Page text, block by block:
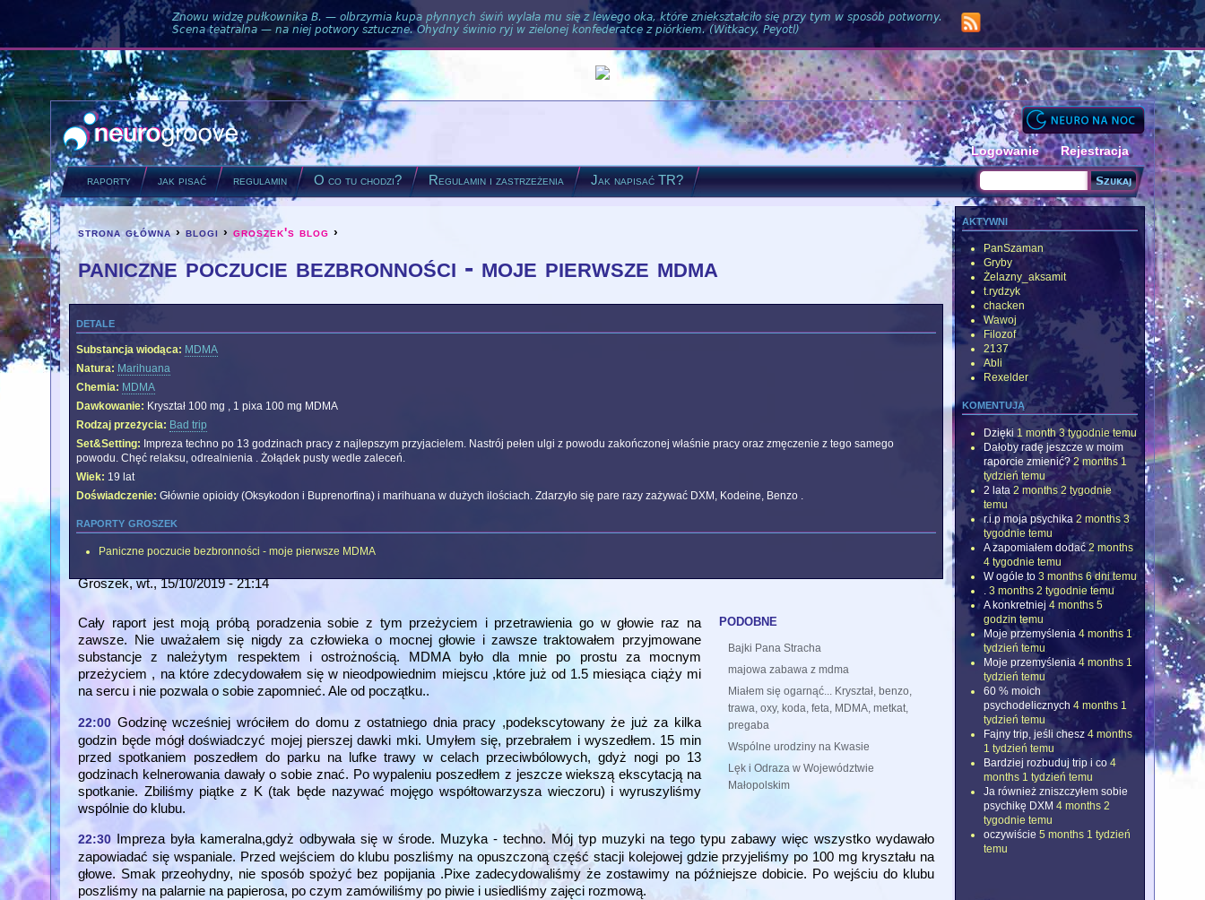
Znowu widzę pułkownika B. — olbrzymia kupa płynnych świń wylała mu się z lewego oka, które zniekształciło się przy tym w sposób potworny.
Scena teatralna — na niej potwory sztuczne. Ohydny świnio ryj w zielonej konfederatce z piórkiem. (Witkacy, Peyotl)
Logowanie Rejestracja
raporty jak pisać regulamin O co tu chodzi? Regulamin i zastrzeżenia Jak napisać TR?
Formularz wyszukiwania
you are here
strona główna ›blogi ›groszek's blog ›
paniczne poczucie bezbronności - moje pierwsze mdma
detale
Substancja wiodąca: MDMA
Natura: Marihuana
Chemia: MDMA
Dawkowanie: Kryształ 100 mg , 1 pixa 100 mg MDMA
Rodzaj przeżycia: Bad trip
Set&Setting: Impreza techno po 13 godzinach pracy z najlepszym przyjacielem. Nastrój pełen ulgi z powodu zakończonej właśnie pracy oraz zmęczenie z tego samego
powodu. Chęć relaksu, odrealnienia . Żołądek pusty wedle zaleceń.
Wiek: 19 lat
Doświadczenie: Głównie opioidy (Oksykodon i Buprenorfina) i marihuana w dużych ilościach. Zdarzyło się pare razy zażywać DXM, Kodeine, Benzo .
raporty groszek
Paniczne poczucie bezbronności - moje pierwsze MDMA
Groszek, wt., 15/10/2019 - 21:14
podobne
Bajki Pana Stracha
majowa zabawa z mdma
Miałem się ogarnąć... Kryształ, benzo,
trawa, oxy, koda, feta, MDMA, metkat,
pregaba
Wspólne urodziny na Kwasie
Lęk i Odraza w Województwie
Małopolskim
Cały raport jest moją próbą poradzenia sobie z tym przeżyciem i przetrawienia go w głowie raz na
zawsze. Nie uważałem się nigdy za człowieka o mocnej głowie i zawsze traktowałem przyjmowane
substancje z należytym respektem i ostrożnością. MDMA było dla mnie po prostu za mocnym
przeżyciem , na które zdecydowałem się w nieodpowiednim miejscu ,które już od 1.5 miesiąca ciąży mi
na sercu i nie pozwala o sobie zapomnieć. Ale od początku..
22:00 Godzinę wcześniej wróciłem do domu z ostatniego dnia pracy ,podekscytowany że już za kilka
godzin będe mógł doświadczyć mojej pierszej dawki mki. Umyłem się, przebrałem i wyszedłem. 15 min
przed spotkaniem poszedłem do parku na lufke trawy w celach przeciwbólowych, gdyż nogi po 13
godzinach kelnerowania dawały o sobie znać. Po wypaleniu poszedłem z jeszcze wiekszą ekscytacją na
spotkanie. Zbiliśmy piątke z K (tak będe nazywać mojęgo współtowarzysza wieczoru) i wyruszyliśmy
wspólnie do klubu.
22:30 Impreza była kameralna,gdyż odbywała się w środe. Muzyka - techno. Mój typ muzyki na tego typu zabawy więc wszystko wydawało
zapowiadać się wspaniale. Przed wejściem do klubu poszliśmy na opuszczoną część stacji kolejowej gdzie przyjeliśmy po 100 mg kryształu na
głowe. Smak przeohydny, nie sposób spożyć bez popijania .Pixe zadecydowaliśmy że zostawimy na późniejsze dobicie. Po wejściu do klubu
poszliśmy na palarnie na papierosa, po czym zamówiliśmy po piwie i usiedliśmy zajęci rozmową.
aktywni
PanSzaman
Gryby
Żelazny_aksamit
t.rydzyk
chacken
Wawoj
Filozof
2137
Abli
Rexelder
komentują
Dzięki 1 month 3 tygodnie temu
Dałoby radę jeszcze w moim
raporcie zmienić? 2 months 1
tydzień temu
2 lata 2 months 2 tygodnie
temu
r.i.p moja psychika 2 months 3
tygodnie temu
A zapomiałem dodać 2 months
4 tygodnie temu
W ogóle to 3 months 6 dni temu
3 months 2 tygodnie temu
A konkretniej 4 months 5
godzin temu
Moje przemyślenia 4 months 1
tydzień temu
Moje przemyślenia 4 months 1
tydzień temu
60 % moich
psychodelicznych 4 months 1
tydzień temu
Fajny trip, jeśli chesz 4 months
1 tydzień temu
Bardziej rozbuduj trip i co 4
months 1 tydzień temu
Ja również zniszczyłem sobie
psychikę DXM 4 months 2
tygodnie temu
oczywiście 5 months 1 tydzień
temu